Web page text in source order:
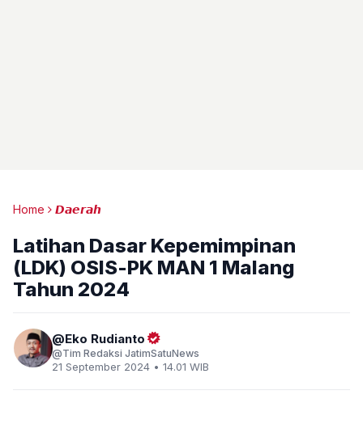
Home 𝘿𝙖𝙚𝙧𝙖𝙝
Latihan Dasar Kepemimpinan
(LDK) OSIS-PK MAN 1 Malang
Tahun 2024
Eko Rudianto
Tim Redaksi JatimSatuNews
21 September 2024 • 14.01 WIB